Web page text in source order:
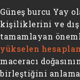
Güneş burcu Yay
kişiliklerini ve
tamamlayan
yükselen
maceracı
birleştiğini